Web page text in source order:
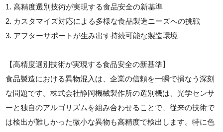
1. 高精度選別技術が実現する食品安全の新基準
2. カスタマイズ対応による多様な食品製造ニーズへの挑戦
3. アフターサポートが生み出す持続可能な製造環境
【高精度選別技術が実現する食品安全の新基準】
食品製造における異物混入は、企業の信頼を一瞬で損なう深刻
な問題です。株式会社静岡機械製作所の選別機は、光学センサ
ーと独自のアルゴリズムを組み合わせることで、従来の技術で
は検出が難しかった微小な異物も高精度で検出します。特に色